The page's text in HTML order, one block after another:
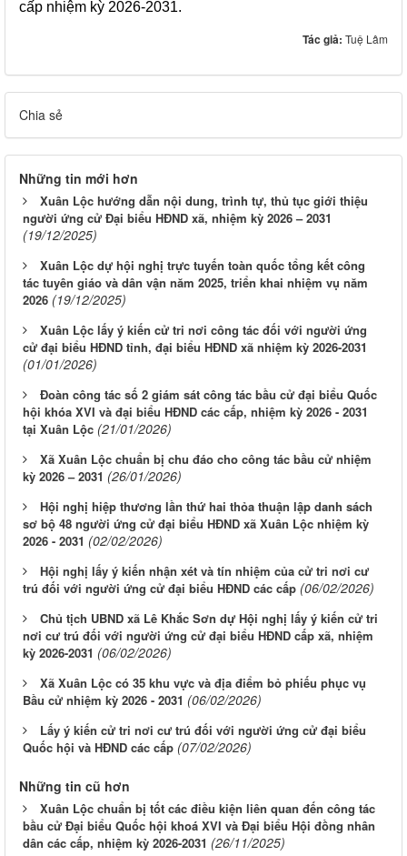
cấp nhiệm kỳ 2026-2031.
Tác giả: Tuệ Lâm
Chia sẻ
Những tin mới hơn
Xuân Lộc hướng dẫn nội dung, trình tự, thủ tục giới thiệu
người ứng cử Đại biểu HĐND xã, nhiệm kỳ 2026 – 2031
(19/12/2025)
Xuân Lộc dự hội nghị trực tuyến toàn quốc tổng kết công
tác tuyên giáo và dân vận năm 2025, triển khai nhiệm vụ năm
2026 (19/12/2025)
Xuân Lộc lấy ý kiến cử tri nơi công tác đối với người ứng
cử đại biểu HĐND tỉnh, đại biểu HĐND xã nhiệm kỳ 2026-2031
(01/01/2026)
Đoàn công tác số 2 giám sát công tác bầu cử đại biểu Quốc
hội khóa XVI và đại biểu HĐND các cấp, nhiệm kỳ 2026 - 2031
tại Xuân Lộc (21/01/2026)
Xã Xuân Lộc chuẩn bị chu đáo cho công tác bầu cử nhiệm
kỳ 2026 – 2031 (26/01/2026)
Hội nghị hiệp thương lần thứ hai thỏa thuận lập danh sách
sơ bộ 48 người ứng cử đại biểu HĐND xã Xuân Lộc nhiệm kỳ
2026 - 2031 (02/02/2026)
Hội nghị lấy ý kiến nhận xét và tín nhiệm của cử tri nơi cư
trú đối với người ứng cử đại biểu HĐND các cấp (06/02/2026)
Chủ tịch UBND xã Lê Khắc Sơn dự Hội nghị lấy ý kiến cử tri
nơi cư trú đối với người ứng cử đại biểu HĐND cấp xã, nhiệm
kỳ 2026-2031 (06/02/2026)
Xã Xuân Lộc có 35 khu vực và địa điểm bỏ phiếu phục vụ
Bầu cử nhiệm kỳ 2026 - 2031 (06/02/2026)
Lấy ý kiến cử tri nơi cư trú đối với người ứng cử đại biểu
Quốc hội và HĐND các cấp (07/02/2026)
Những tin cũ hơn
Xuân Lộc chuẩn bị tốt các điều kiện liên quan đến công tác
bầu cử Đại biểu Quốc hội khoá XVI và Đại biểu Hội đồng nhân
dân các cấp, nhiệm kỳ 2026-2031 (26/11/2025)